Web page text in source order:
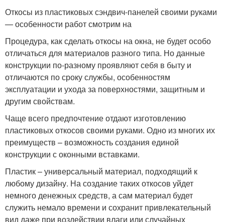
Откосы из пластиковых сэндвич-панелей своими руками
— особенности работ смотрим на
Процедура, как сделать откосы на окна, не будет особо
отличаться для материалов разного типа. Но данные
конструкции по-разному проявляют себя в быту и
отличаются по сроку службы, особенностям
эксплуатации и ухода за поверхностями, защитным и
другим свойствам.
Чаще всего предпочтение отдают изготовлению
пластиковых откосов своими руками. Одно из многих их
преимуществ – возможность создания единой
конструкции с оконными вставками.
Пластик – универсальный материал, подходящий к
любому дизайну. На создание таких откосов уйдет
немного денежных средств, а сам материал будет
служить немало времени и сохранит привлекательный
вид даже при воздействии влаги или случайных